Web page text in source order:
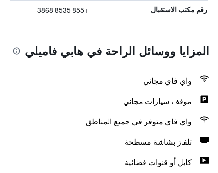
رقم مكتب الاستقبال +855 8535 3868
المزايا ووسائل الراحة في هابي فاميلي
واي فاي مجاني
موقف سيارات مجاني
واي فاي متوفر في جميع المناطق
تلفاز بشاشة مسطحة
كابل أو قنوات فضائية